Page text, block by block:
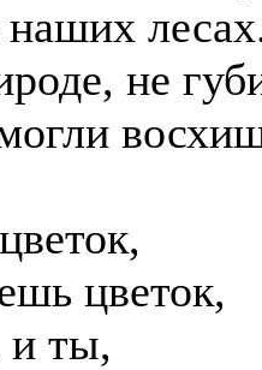
наших
не
цветок,
и ты,